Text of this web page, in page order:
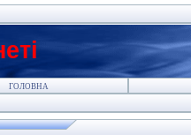
ГОЛОВНА